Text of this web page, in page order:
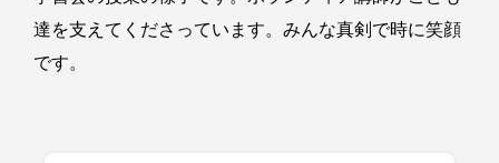
達を支えてくださっています。みんな真剣で時に笑顔
です。